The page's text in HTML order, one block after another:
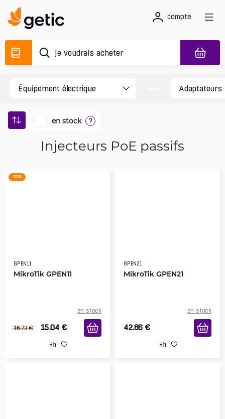
compte
en stock ?
Injecteurs PoE passifs
-10 %
GPEN11
MikroTik GPEN11
en stock
16.73 € 15.04 €
GPEN21
MikroTik GPEN21
en stock
42.86 €